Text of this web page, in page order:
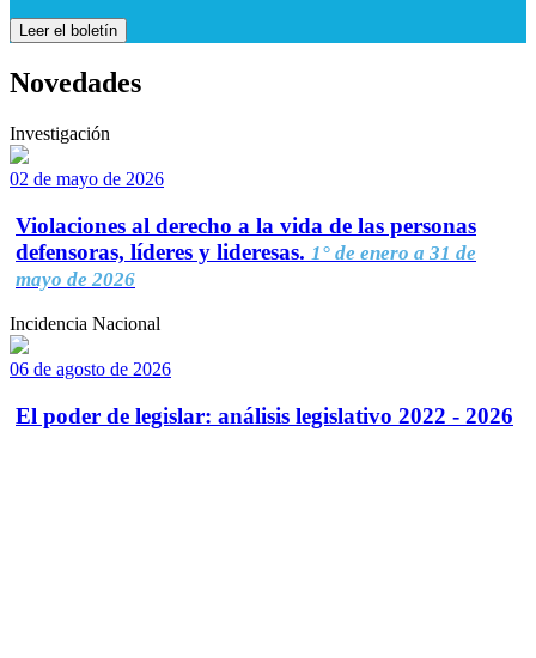
Leer el boletín
Novedades
Investigación
02 de mayo de 2026
Violaciones al derecho a la vida de las personas
defensoras, líderes y lideresas. 1° de enero a 31 de
mayo de 2026
Incidencia Nacional
06 de agosto de 2026
El poder de legislar: análisis legislativo 2022 - 2026